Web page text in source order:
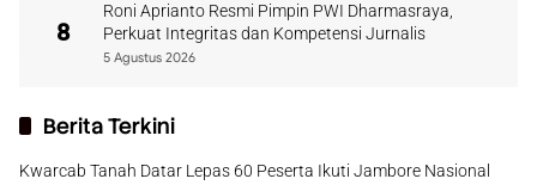
8
Roni Aprianto Resmi Pimpin PWI Dharmasraya,
Perkuat Integritas dan Kompetensi Jurnalis
5 Agustus 2026
Berita Terkini
Kwarcab Tanah Datar Lepas 60 Peserta Ikuti Jambore Nasional